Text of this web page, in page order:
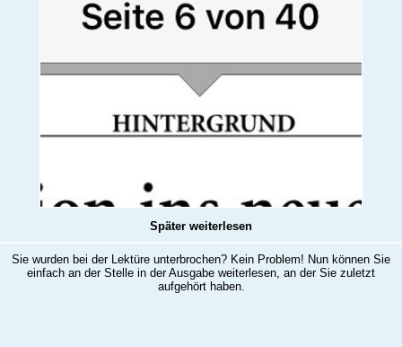
Später weiterlesen
Sie wurden bei der Lektüre unterbrochen? Kein Problem! Nun können Sie
einfach an der Stelle in der Ausgabe weiterlesen, an der Sie zuletzt
aufgehört haben.